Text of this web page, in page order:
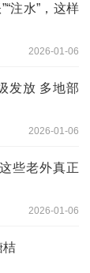
注水”，这样
2026-01-06
发放 多地部
2026-01-06
些老外真正
2026-01-06
桔